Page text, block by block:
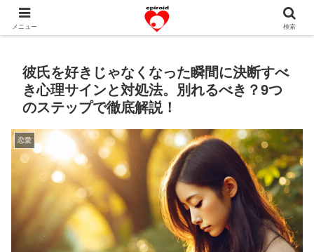
恋愛共感エピソード。あなたのストーリーを変えていく！。
彼氏を好きじゃなくなった瞬間に決断すべ
き心理サインと対処法。別れるべき？9つ
のステップで徹底解説！
恋愛
メニュー 検索